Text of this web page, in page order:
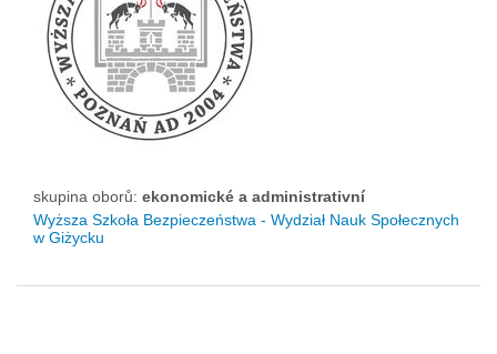
skupina oborů: ekonomické a administrativní
Wyższa Szkoła Bezpieczeństwa - Wydział Nauk Społecznych
w Giżycku